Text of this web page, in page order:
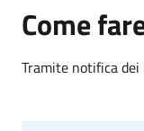
Come
Tramite notifica